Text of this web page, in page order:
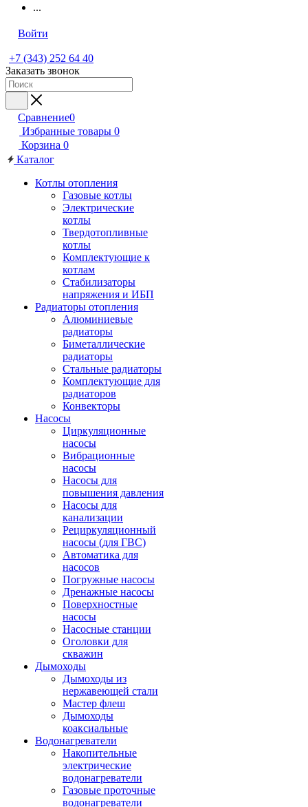
...
Войти
+7 (343) 252 64 40
Заказать звонок
Сравнение0
Избранные товары 0
Корзина 0
Каталог
Котлы отопления
Газовые котлы
Электрические
котлы
Твердотопливные
котлы
Комплектующие к
котлам
Стабилизаторы
напряжения и ИБП
Радиаторы отопления
Алюминиевые
радиаторы
Биметаллические
радиаторы
Стальные радиаторы
Комплектующие для
радиаторов
Конвекторы
Насосы
Циркуляционные
насосы
Вибрационные
насосы
Насосы для
повышения давления
Насосы для
канализации
Рециркуляционный
насосы (для ГВС)
Автоматика для
насосов
Погружные насосы
Дренажные насосы
Поверхностные
насосы
Насосные станции
Оголовки для
скважин
Дымоходы
Дымоходы из
нержавеющей стали
Мастер флеш
Дымоходы
коаксиальные
Водонагреватели
Накопительные
электрические
водонагреватели
Газовые проточные
водонагреватели